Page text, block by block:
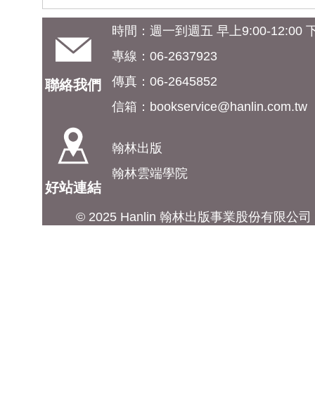
聯絡我們
時間：週一到週五 早上9:00-12:00
專線：06-2637923
傳真：06-2645852
信箱： bookservice@hanlin.com.tw
好站連結
翰林出版
翰林雲端學院
© 2025 Hanlin 翰林出版事業股份有限公司